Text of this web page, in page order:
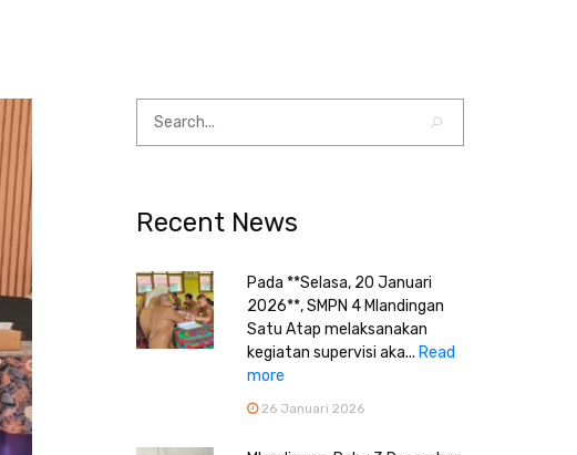
Recent News
Pada **Selasa, 20 Januari
2026**, SMPN 4 Mlandingan
Satu Atap melaksanakan
kegiatan supervisi aka... Read
more
26 Januari 2026